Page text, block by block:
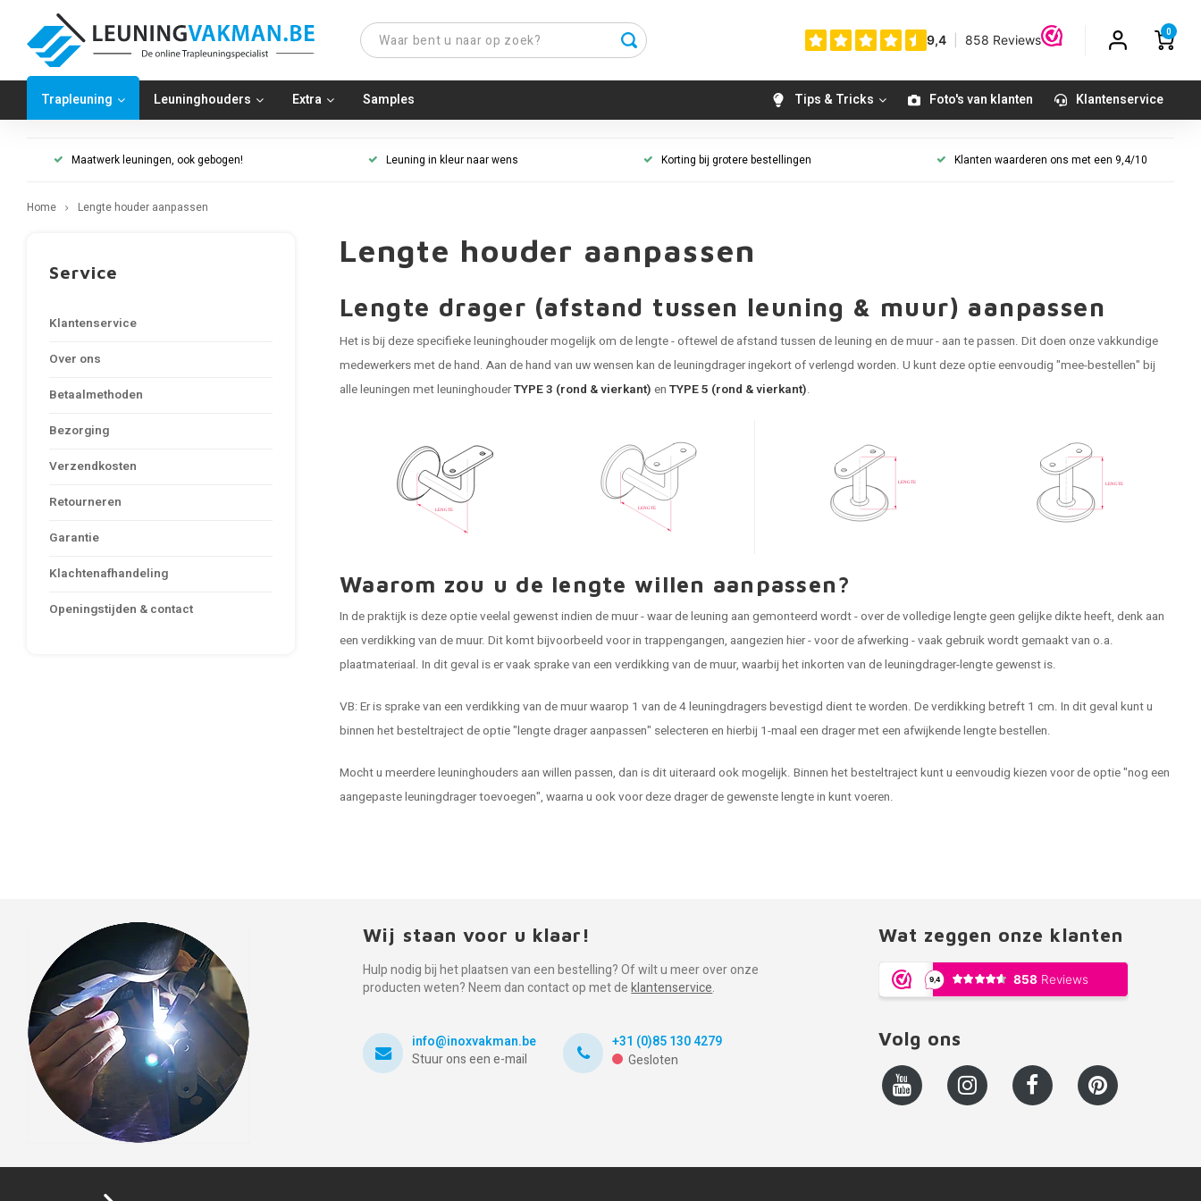
0
Trapleuning Leuninghouders Extra Samples Tips & Tricks Foto's van klanten Klantenservice
Maatwerk leuningen, ook gebogen! Leuning in kleur naar wens Korting bij grotere bestellingen Klanten waarderen ons met een 9,4/10
Home Lengte houder aanpassen
Service
Klantenservice
Over ons
Betaalmethoden
Bezorging
Verzendkosten
Retourneren
Garantie
Klachtenafhandeling
Openingstijden & contact
Lengte houder aanpassen
Lengte drager (afstand tussen leuning & muur) aanpassen
Het is bij deze specifieke leuninghouder mogelijk om de lengte - oftewel de afstand tussen de leuning en de muur - aan te passen. Dit doen onze vakkundige
medewerkers met de hand. Aan de hand van uw wensen kan de leuningdrager ingekort of verlengd worden. U kunt deze optie eenvoudig "mee-bestellen" bij
alle leuningen met leuninghouderTYPE 3 (rond & vierkant) en TYPE 5 (rond & vierkant).
Waarom zou u de lengte willen aanpassen?
In de praktijk is deze optie veelal gewenst indien de muur - waar de leuning aan gemonteerd wordt - over de volledige lengte geen gelijke dikte heeft, denk aan
een verdikking van de muur. Dit komt bijvoorbeeld voor in trappengangen, aangezien hier - voor de afwerking - vaak gebruik wordt gemaakt van o.a.
plaatmateriaal. In dit geval is er vaak sprake van een verdikking van de muur, waarbij het inkorten van de leuningdrager-lengte gewenst is.
VB: Er is sprake van een verdikking van de muur waarop 1 van de 4 leuningdragers bevestigd dient te worden. De verdikking betreft 1 cm. In dit geval kunt u
binnen het besteltraject de optie "lengte drager aanpassen" selecteren en hierbij 1-maal een drager met een afwijkende lengte bestellen.
Mocht u meerdere leuninghouders aan willen passen, dan is dit uiteraard ook mogelijk. Binnen het besteltraject kunt u eenvoudig kiezen voor de optie "nog een
aangepaste leuningdrager toevoegen", waarna u ook voor deze drager de gewenste lengte in kunt voeren.
Wij staan voor u klaar!
Hulp nodig bij het plaatsen van een bestelling? Of wilt u meer over onze
producten weten? Neem dan contact op met deklantenservice.
info@inoxvakman.be
Stuur ons een e-mail
+31 (0)85 130 4279
Gesloten
Wat zeggen onze klanten
Volg ons